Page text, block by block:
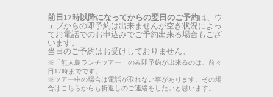
前日17時以降になってからの翌日のご予約は、ウ
ェブからの即予約は出来ませんが空き状況によっ
てお電話でのお申込みでご予約出来る場合もござ
います。
当日のご予約はお受けしておりません。
※「無人島ランチツアー」のみ即予約が出来るのは、前々
日17時までです。
※ツアー中の場合は電話が取れない事があります。その場
合はこちらからも折返しのご連絡をしたいと思います。